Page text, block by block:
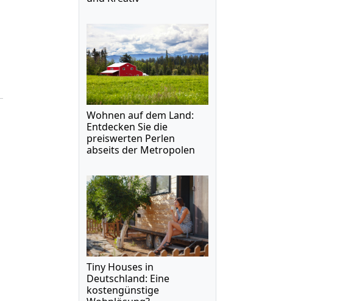
Wohnen auf dem Land:
Entdecken Sie die
preiswerten Perlen
abseits der Metropolen
Tiny Houses in
Deutschland: Eine
kostengünstige